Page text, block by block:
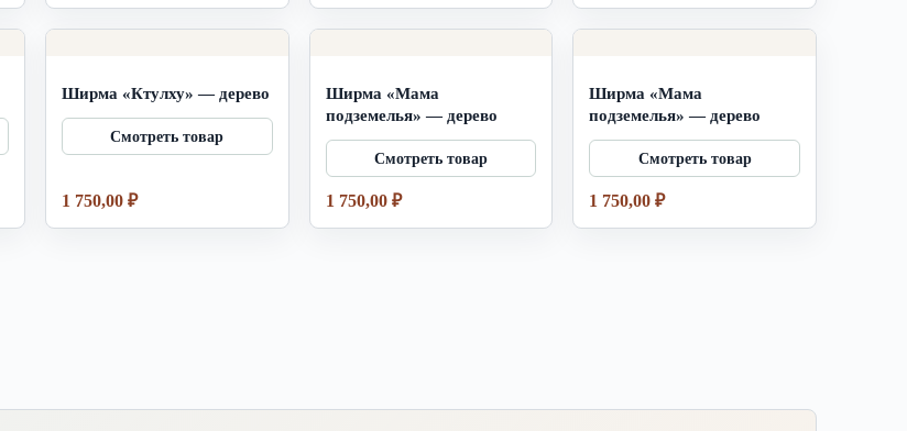
Ширма «Ктулху» — дерево
1 750,00₽
Ширма «Мама
подземелья» — дерево
1 750,00 ₽
Ширма «Мама
подземелья» — дерево
1 750,00₽